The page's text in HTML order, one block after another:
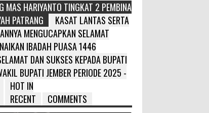
MAS HARIYANTO TINGKAT 2 PEMBINA
PATRANG
KASAT LANTAS SERTA
MENGUCAPKAN SELAMAT
IBADAH PUASA 1446
DAN SUKSES KEPADA BUPATI
BUPATI JEMBER PERIODE 2025 -
HOT IN
RECENT COMMENTS